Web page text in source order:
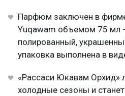
Парфюм заключен в
Yuqawam объемом 75 мл -
полированный,
упаковка выполнена в
«Рассаси Юкавам Орхид»
холодные сезоны и